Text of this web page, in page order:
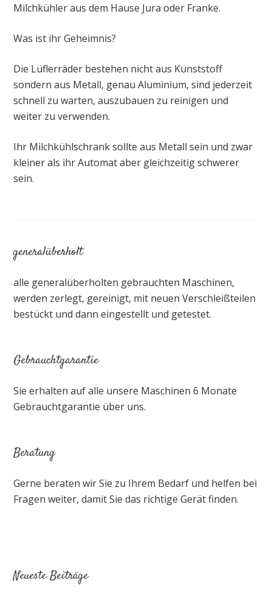
Milchkühler aus dem Hause Jura oder Franke.
Was ist ihr Geheimnis?
Die Lüflerräder bestehen nicht aus Kunststoff
sondern aus Metall, genau Aluminium, sind jederzeit
schnell zu warten, auszubauen zu reinigen und
weiter zu verwenden.
Ihr Milchkühlschrank sollte aus Metall sein und zwar
kleiner als ihr Automat aber gleichzeitig schwerer
sein.
generalüberholt
alle generalüberholten gebrauchten Maschinen,
werden zerlegt, gereinigt, mit neuen Verschleißteilen
bestückt und dann eingestellt und getestet.
Gebrauchtgarantie
Sie erhalten auf alle unsere Maschinen 6 Monate
Gebrauchtgarantie über uns.
Beratung
Gerne beraten wir Sie zu Ihrem Bedarf und helfen bei
Fragen weiter, damit Sie das richtige Gerät finden.
Neueste Beiträge